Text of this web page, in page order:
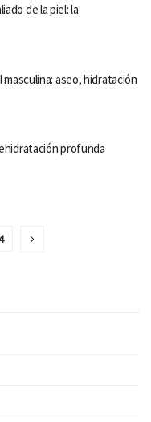
de la piel: la
masculina: aseo, hidratación
profunda